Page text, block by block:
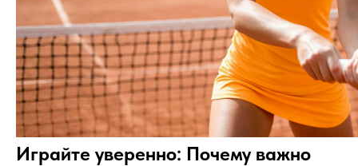
Играйте уверенно: Почему важно